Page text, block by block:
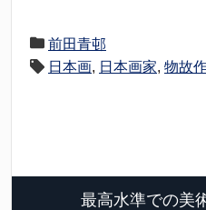
前田青邨
日本画, 日本画家, 物故
最高水準での美